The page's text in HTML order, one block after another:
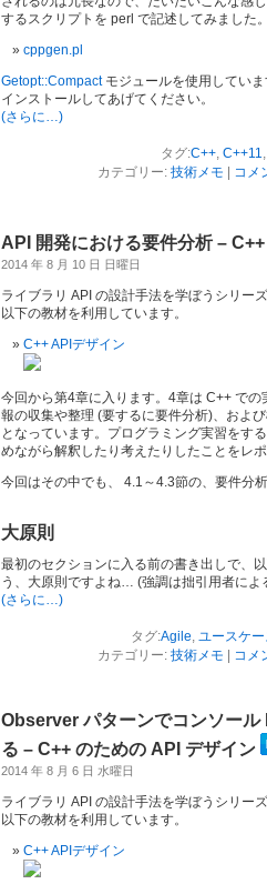
するスクリプトを perl で記述してみました。
cppgen.pl
Getopt::Compactモジュールを使用してい
インストールしてあげてください。
(さらに…)
タグ:C++, C++11,
カテゴリー: 技術メモ コメ
API 開発における要件分析 –
2014 年 8 月 10 日 日曜日
ライブラリ API の設計手法を学ぼうシリー
以下の教材を利用しています。
C++ APIデザイン
今回から第4章に入ります。4章は C++ で
報の収集や整理 (要するに要件分析)、およ
となっています。プログラミング実習をす
めながら解釈したり考えたりしたことをレ
今回はその中でも、 4.1～4.3節の、要件分
大原則
最初のセクションに入る前の書き出しで、
う、大原則ですよね… (強調は拙引用者によ
(さらに…)
タグ:Agile, ユースケー
カテゴリー: 技術メモ コメ
Observer パターンでコンソール
る – C++ のための API デザイン
2014 年 8 月 6 日 水曜日
ライブラリ API の設計手法を学ぼうシリー
以下の教材を利用しています。
C++ APIデザイン